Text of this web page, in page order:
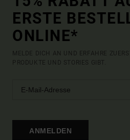
ERSTE
ONLINE*
MELDE DICH AN UND ERFAHRE
PRODUKTE UND STORIES GIBT.
ANMELDEN